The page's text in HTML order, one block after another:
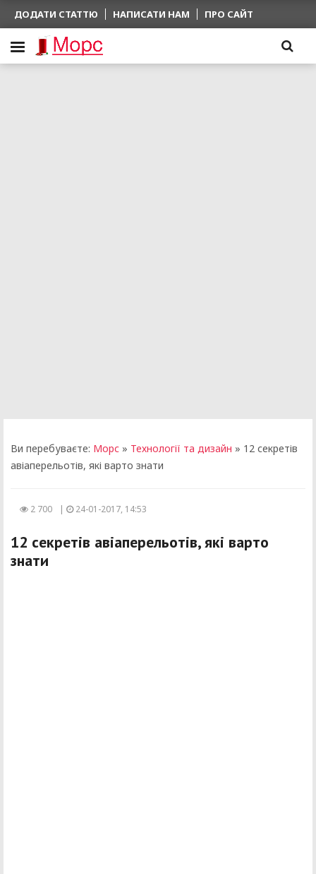
ДОДАТИ СТАТТЮ НАПИСАТИ НАМ ПРО САЙТ
Ви перебуваєте: Морс » Технології та дизайн » 12 секретів
авіаперельотів, які варто знати
2 700 | 24-01-2017, 14:53
12 секретів авіаперельотів, які варто
знати